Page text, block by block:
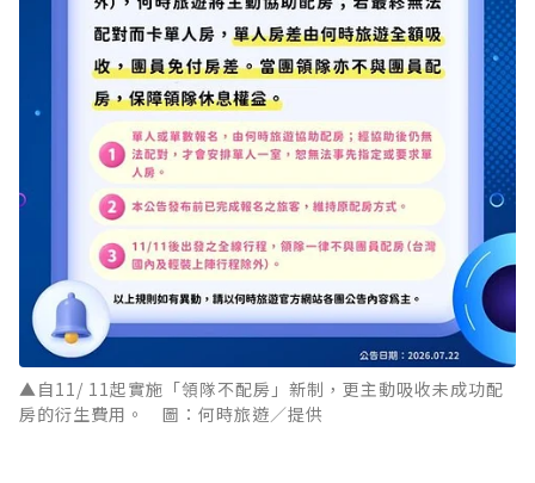
▲自11/ 11起實施「領隊不配房」新制，更主動吸收未成功配
房的衍生費用。 圖：何時旅遊／提供